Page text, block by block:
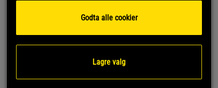
Kjøp
Gratis frakt over 799 kr Gratis retur 14 dagers angrerett
Godta alle cookier
Lagre valg